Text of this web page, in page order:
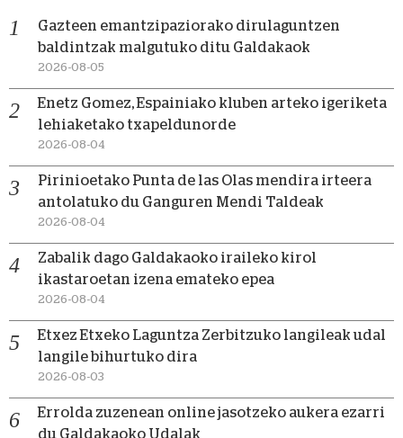
Gazteen emantzipaziorako dirulaguntzen
baldintzak malgutuko ditu Galdakaok
2026-08-05
Enetz Gomez, Espainiako kluben arteko igeriketa
lehiaketako txapeldunorde
2026-08-04
Pirinioetako Punta de las Olas mendira irteera
antolatuko du Ganguren Mendi Taldeak
2026-08-04
Zabalik dago Galdakaoko iraileko kirol
ikastaroetan izena emateko epea
2026-08-04
Etxez Etxeko Laguntza Zerbitzuko langileak udal
langile bihurtuko dira
2026-08-03
Errolda zuzenean online jasotzeko aukera ezarri
du Galdakaoko Udalak